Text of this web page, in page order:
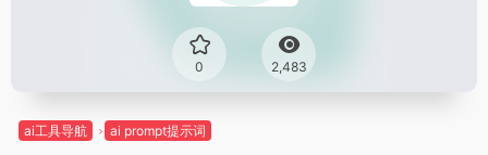
0 2,483
ai工具导航 ai prompt提示词